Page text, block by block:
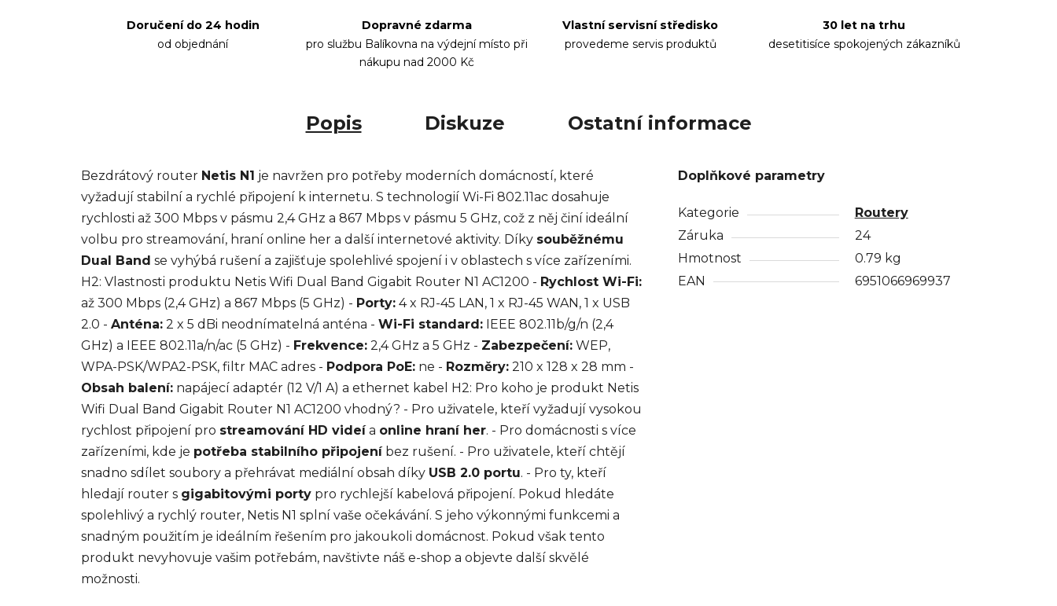
Doručení do 24 hodin
od objednání
Dopravné zdarma
pro službu Balíkovna na výdejní místo při
nákupu nad 2000 Kč
Vlastní servisní středisko
provedeme servis produktů
30 let na trhu
desetitisíce spokojených zákazníků
Popis Diskuze Ostatní informace
Bezdrátový router Netis N1 je navržen pro potřeby moderních domácností, které
vyžadují stabilní a rychlé připojení k internetu. S technologií Wi-Fi 802.11ac dosahuje
rychlosti až 300 Mbps v pásmu 2,4 GHz a 867 Mbps v pásmu 5 GHz, což z něj činí ideální
volbu pro streamování, hraní online her a další internetové aktivity. Díky souběžnému
Dual Band se vyhýbá rušení a zajišťuje spolehlivé spojení i v oblastech s více zařízeními.
H2: Vlastnosti produktu Netis Wifi Dual Band Gigabit Router N1 AC1200 - Rychlost Wi-Fi:
až 300 Mbps (2,4 GHz) a 867 Mbps (5 GHz) - Porty: 4 x RJ-45 LAN, 1 x RJ-45 WAN, 1 x USB
2.0 - Anténa: 2 x 5 dBi neodnímatelná anténa - Wi-Fi standard: IEEE 802.11b/g/n (2,4
GHz) a IEEE 802.11a/n/ac (5 GHz) - Frekvence: 2,4 GHz a 5 GHz - Zabezpečení: WEP,
WPA-PSK/WPA2-PSK, filtr MAC adres - Podpora PoE: ne - Rozměry: 210 x 128 x 28 mm -
Obsah balení: napájecí adaptér (12 V/1 A) a ethernet kabel H2: Pro koho je produkt Netis
Wifi Dual Band Gigabit Router N1 AC1200 vhodný? - Pro uživatele, kteří vyžadují vysokou
rychlost připojení pro streamování HD videía online hraní her. - Pro domácnosti s více
zařízeními, kde je potřeba stabilního připojeníbez rušení. - Pro uživatele, kteří chtějí
snadno sdílet soubory a přehrávat mediální obsah díky USB 2.0 portu. - Pro ty, kteří
hledají router s gigabitovými porty pro rychlejší kabelová připojení. Pokud hledáte
spolehlivý a rychlý router, Netis N1 splní vaše očekávání. S jeho výkonnými funkcemi a
snadným použitím je ideálním řešením pro jakoukoli domácnost. Pokud však tento
produkt nevyhovuje vašim potřebám, navštivte náš e-shop a objevte další skvělé
možnosti.
Doplňkové parametry
Kategorie
Routery
Záruka
24
Hmotnost
0.79 kg
EAN
6951066969937